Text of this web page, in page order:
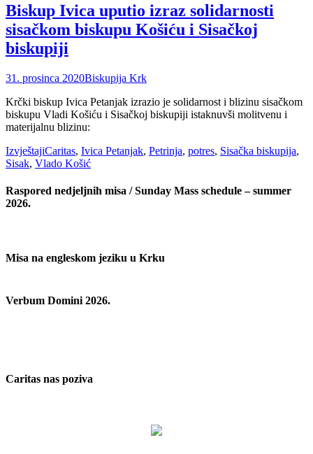
Biskup Ivica uputio izraz solidarnosti
sisačkom biskupu Košiću i Sisačkoj
biskupiji
Posted
31. prosinca 2020Author
Biskupija Krk
Krčki biskup Ivica Petanjak izrazio je solidarnost i blizinu sisačkom
biskupu Vladi Košiću i Sisačkoj biskupiji istaknuvši molitvenu i
materijalnu blizinu:
Categories
IzvještajiTags
Caritas, Ivica Petanjak, Petrinja, potres, Sisačka biskupija,
Sisak, Vlado Košić
Raspored nedjeljnih misa / Sunday Mass schedule – summer
2026.
Misa na engleskom jeziku u Krku
Verbum Domini 2026.
Caritas nas poziva